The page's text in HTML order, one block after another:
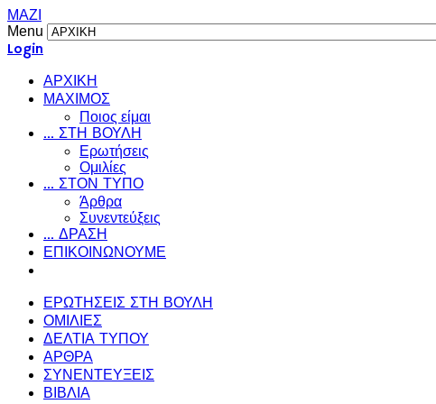
ΜΑΖΙ
Menu
Login
ΑΡΧΙΚΗ
ΜΑΧΙΜΟΣ
Ποιος είμαι
... ΣΤΗ ΒΟΥΛΗ
Ερωτήσεις
Ομιλίες
... ΣΤΟΝ ΤΥΠΟ
Άρθρα
Συνεντεύξεις
... ΔΡΑΣΗ
ΕΠΙΚΟΙΝΩΝΟΥΜΕ
ΕΡΩΤΗΣΕΙΣ ΣΤΗ ΒΟΥΛΗ
ΟΜΙΛΙΕΣ
ΔΕΛΤΙΑ ΤΥΠΟΥ
ΑΡΘΡΑ
ΣΥΝΕΝΤΕΥΞΕΙΣ
ΒΙΒΛΙΑ